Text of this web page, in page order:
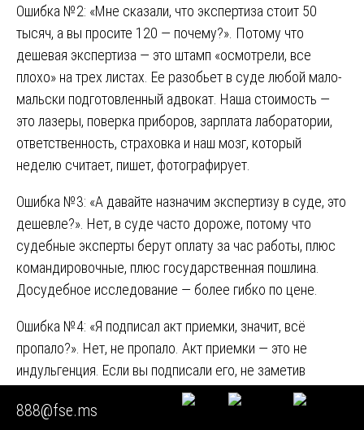
Ошибка №2: «Мне сказали, что экспертиза стоит 50
тысяч, а вы просите 120 — почему?». Потому что
дешевая экспертиза — это штамп «осмотрели, все
плохо» на трех листах. Ее разобьет в суде любой мало-
мальски подготовленный адвокат. Наша стоимость —
это лазеры, поверка приборов, зарплата лаборатории,
ответственность, страховка и наш мозг, который
неделю считает, пишет, фотографирует.
Ошибка №3: «А давайте назначим экспертизу в суде, это
дешевле?». Нет, в суде часто дороже, потому что
судебные эксперты берут оплату за час работы, плюс
командировочные, плюс государственная пошлина.
Досудебное исследование — более гибко по цене.
Ошибка №4: «Я подписал акт приемки, значит, всё
пропало?». Нет, не пропало. Акт приемки — это не
индульгенция. Если вы подписали его, не заметив
дефектов, которые нельзя было заметить при обычной
(невооруженной) приемке — это скрытые дефекты. А
888@fse.ms